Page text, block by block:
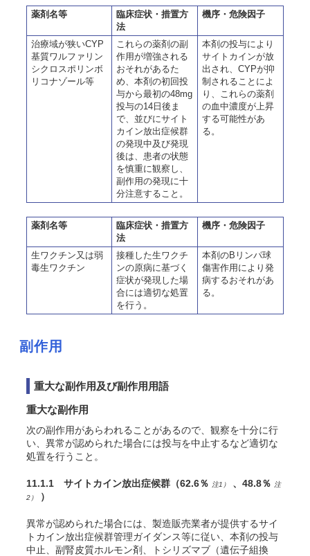
薬剤名等
臨床症状・措置方
法
機序・危険因子
治療域が狭いCYP
基質ワルファリン
シクロスポリンボ
リコナゾール等
これらの薬剤の副
作用が増強される
おそれがあるた
め、本剤の初回投
与から最初の48mg
投与の14日後ま
で、並びにサイト
カイン放出症候群
の発現中及び発現
後は、患者の状態
を慎重に観察し、
副作用の発現に十
分注意すること。
本剤の投与により
サイトカインが放
出され、CYPが抑
制されることによ
り、これらの薬剤
の血中濃度が上昇
する可能性があ
る。
薬剤名等
臨床症状・措置方
法
機序・危険因子
生ワクチン又は弱
毒生ワクチン
接種した生ワクチ
ンの原病に基づく
症状が発現した場
合には適切な処置
を行う。
本剤のBリンパ球
傷害作用により発
病するおそれがあ
る。
副作用
重大な副作用及び副作用用語
重大な副作用
次の副作用があらわれることがあるので、観察を十分に行
い、異常が認められた場合には投与を中止するなど適切な
処置を行うこと。
11.1.1 サイトカイン放出症候群 （62.6％ 注1） 、48.8％ 注
2）
）
異常が認められた場合には、製造販売業者が提供するサイ
トカイン放出症候群管理ガイダンス等に従い、本剤の投与
中止、副腎皮質ホルモン剤、トシリズマブ（遺伝子組換